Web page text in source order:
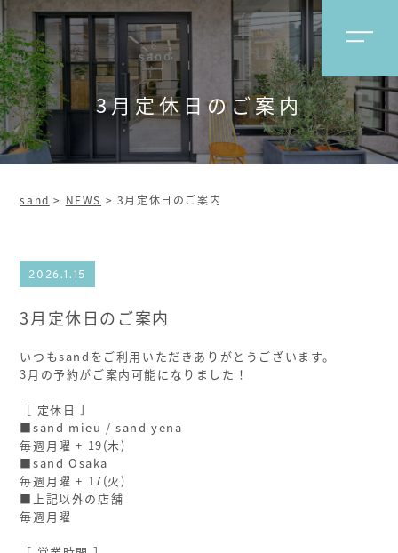
3月定休日のご案内
sand > NEWS > 3月定休日のご案内
2026.1.15
3月定休日のご案内
いつもsandをご利用いただきありがとうございます。
3月の予約がご案内可能になりました！
［ 定休日 ］
■sand mieu / sand yena
毎週月曜 + 19(木)
■sand Osaka
毎週月曜 + 17(火)
■上記以外の店舗
毎週月曜